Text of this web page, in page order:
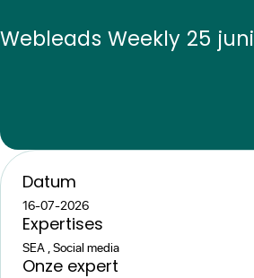
Webleads Weekly 25 juni
Datum
16-07-2026
Expertises
SEA , Social media
Onze expert